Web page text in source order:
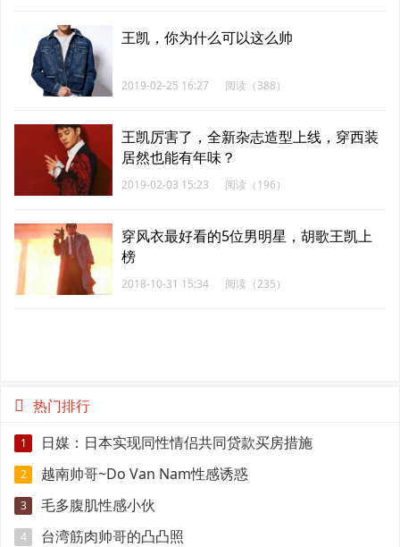
王凯，你为什么可以这么帅
2019-02-25 16:27 阅读（388）
王凯厉害了，全新杂志造型上线，穿西装
居然也能有年味？
2019-02-03 15:23 阅读（196）
穿风衣最好看的5位男明星，胡歌王凯上
榜
2018-10-31 15:34 阅读（235）
热门排行
1 日媒：日本实现同性情侣共同贷款买房措施
2 越南帅哥~Do Van Nam性感诱惑
3 毛多腹肌性感小伙
4 台湾筋肉帅哥的凸凸照